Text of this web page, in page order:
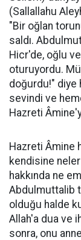
(Sallallahu
"Bir oğlan
saldı.
Hicr'de, oğlu
oturuyordu.
doğurdu!"
sevindi ve
Hazreti
Hazreti Âmine
kendisine
hakkında ne
Abdulmuttalib
olduğu halde
Allah'a dua ve
sonra, onu